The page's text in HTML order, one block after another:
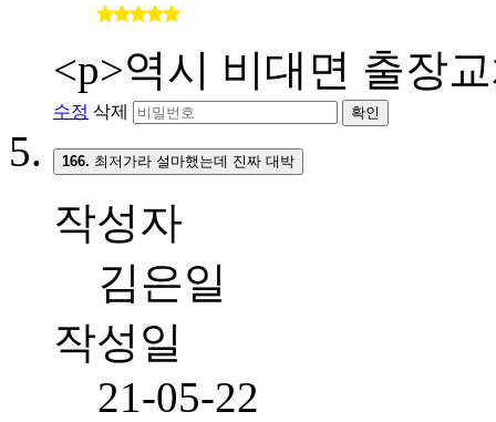
<p>역시 비대면 출장
수정 삭제 확인
166. 최저가라 설마했는데 진짜 대박
작성자
김은일
작성일
21-05-22